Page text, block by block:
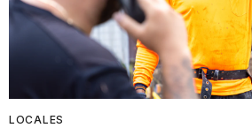
LOCALES